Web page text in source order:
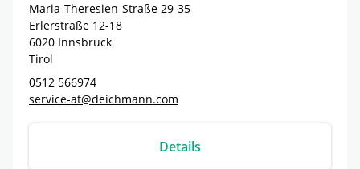
Maria-Theresien-Straße 29-35
Erlerstraße 12-18
6020 Innsbruck
Tirol
0512 566974
service-at@deichmann.com
Details